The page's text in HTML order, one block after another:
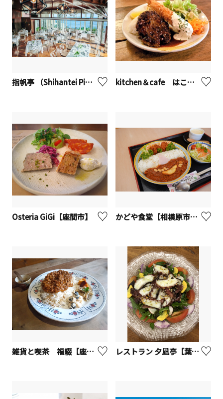
指帆亭 （Shihantei Pine Tree Resort）【二宮町】※観光事業者向けUV kitchen＆cafe はこねの森【座間市】
Osteria GiGi【座間市】 かどや食堂【相模原市緑区】
雑貨と喫茶 福綴【座間市】 レストラン 夕凪亭【葉山町】